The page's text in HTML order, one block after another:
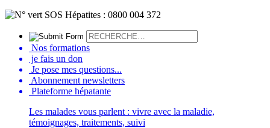
Nos formations
je fais un don
Je pose mes questions...
Abonnement newsletters
Plateforme hépatante
Les malades vous parlent : vivre avec la maladie,
témoignages, traitements, suivi